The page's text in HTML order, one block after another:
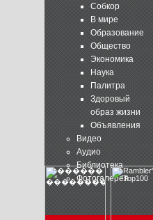
Собкор
В мире
Образование
Общество
Экономика
Наука
Палитра
Здоровый
образ жизни
Объявления
Видео
Аудио
Библиотека
Фотогалерея